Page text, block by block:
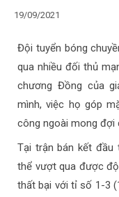
19/09/2021
Đội tuyển bóng
qua nhiều đối thủ
chương Đồng của
mình, việc họ góp
công ngoài mong đợi
Tại trận bán kết đầu
thể vượt qua được
thất bại với tỉ số 1-3